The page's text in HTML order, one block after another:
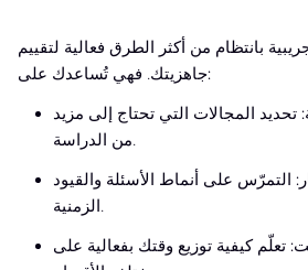
بانتظام من أكثر الطرق فعالية لتقييم
جاهزيتك. فهي تُساعدك على:
تحديد المجالات التي تحتاج إلى مزيد
من الدراسة.
التمرّس على أنماط الأسئلة والقيود
الزمنية.
تعلّم كيفية توزيع وقتك بفعالية على